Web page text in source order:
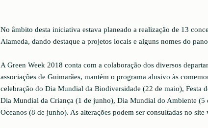
No âmbito desta iniciativa estava planeado a realização de 13
Alameda, dando destaque a projetos locais e alguns nomes do
A Green Week 2018 conta com a colaboração dos diversos
associações de Guimarães, mantém o programa alusivo às
celebração do Dia Mundial da Biodiversidade (22 de maio), Festa
Dia Mundial da Criança (1 de junho), Dia Mundial do Ambiente
Oceanos (8 de junho). As alterações podem ser consultadas no